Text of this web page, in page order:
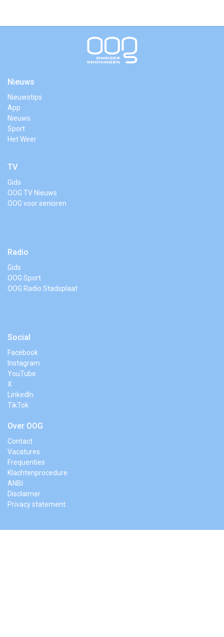
Nieuws
Nieuwstips
App
Nieuws
Sport
Het Weer
TV
Gids
OOG TV Nieuws
OOG voor senioren
Radio
Gids
OOG Sport
OOG Radio Stadsplaat
Social
Facebook
Instagram
YouTube
X
LinkedIn
TikTok
Over OOG
Contact
Vacatures
Frequenties
Klachtenprocedure
ANBI
Disclaimer
Privacy statement